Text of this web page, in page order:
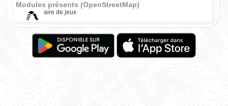
Modules présents (OpenStreetMap)
aire de jeux